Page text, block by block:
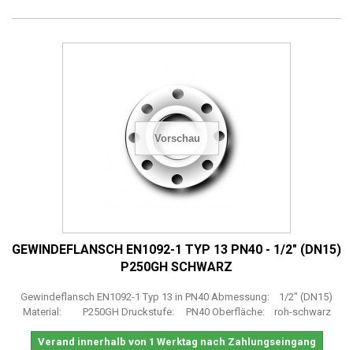
Vorschau
GEWINDEFLANSCH EN1092-1 TYP 13 PN40 - 1/2" (DN15)
P250GH SCHWARZ
Gewindeflansch EN1092-1 Typ 13 in PN40 Abmessung: 1/2" (DN15)
Material: P250GH Druckstufe: PN40 Oberfläche: roh-schwarz
Verand innerhalb von 1 Werktag nach Zahlungseingang